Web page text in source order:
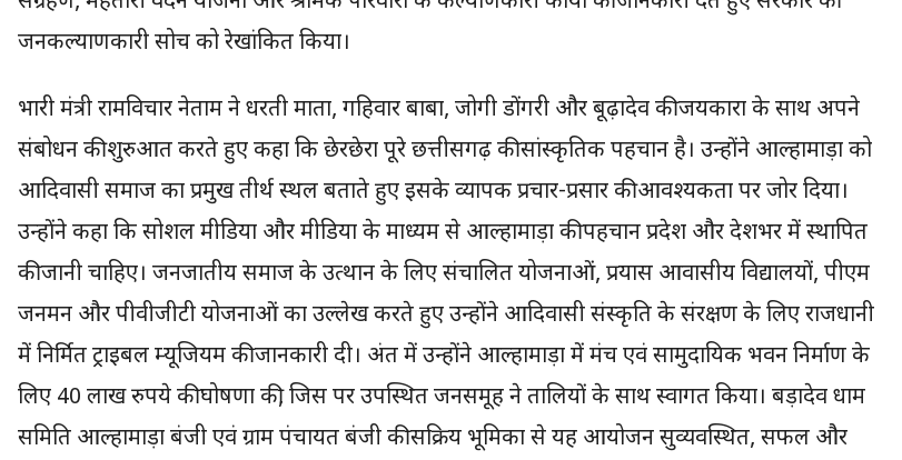
जनकल्याणकारी सोच को रेखांकित किया।
भारी मंत्री रामविचार नेताम ने धरती माता, गहिवार बाबा, जोगी डोंगरी और बूढ़ादेव की जयकारा के साथ अपने
संबोधन की शुरुआत करते हुए कहा कि छेरछेरा पूरे छत्तीसगढ़ की सांस्कृतिक पहचान है। उन्होंने आल्हामाड़ा को
आदिवासी समाज का प्रमुख तीर्थ स्थल बताते हुए इसके व्यापक प्रचार-प्रसार की आवश्यकता पर जोर दिया।
उन्होंने कहा कि सोशल मीडिया और मीडिया के माध्यम से आल्हामाड़ा की पहचान प्रदेश और देशभर में स्थापित
की जानी चाहिए। जनजातीय समाज के उत्थान के लिए संचालित योजनाओं, प्रयास आवासीय विद्यालयों, पीएम
जनमन और पीवीजीटी योजनाओं का उल्लेख करते हुए उन्होंने आदिवासी संस्कृति के संरक्षण के लिए राजधानी
में निर्मित ट्राइबल म्यूजियम की जानकारी दी। अंत में उन्होंने आल्हामाड़ा में मंच एवं सामुदायिक भवन निर्माण के
लिए 40 लाख रुपये की घोषणा की, जिस पर उपस्थित जनसमूह ने तालियों के साथ स्वागत किया। बड़ादेव धाम
समिति आल्हामाड़ा बंजी एवं ग्राम पंचायत बंजी की सक्रिय भूमिका से यह आयोजन सुव्यवस्थित, सफल और